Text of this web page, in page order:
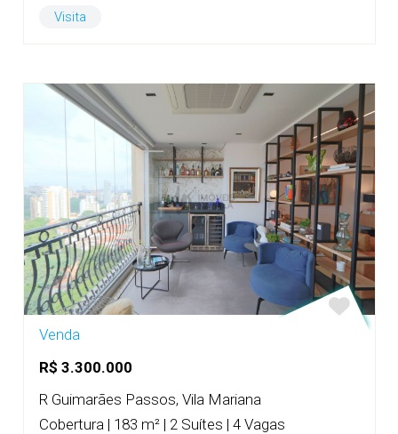
Visita
Venda
R$ 3.300.000
R Guimarães Passos, Vila Mariana
Cobertura | 183 m² | 2 Suítes | 4 Vagas